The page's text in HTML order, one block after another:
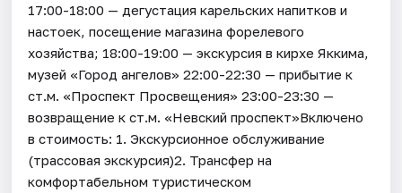
17:00-18:00 — дегустация карельских напитков и
настоек, посещение магазина форелевого
хозяйства; 18:00-19:00 — экскурсия в кирхе Яккима,
музей «Город ангелов» 22:00-22:30 — прибытие к
ст.м. «Проспект Просвещения» 23:00-23:30 —
возвращение к ст.м. «Невский проспект»Включено
в стоимость: 1. Экскурсионное обслуживание
(трассовая экскурсия)2. Трансфер на
комфортабельном туристическом